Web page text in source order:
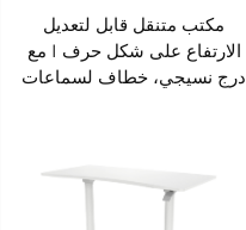
مكتب متنقل قابل لتعديل
الارتفاع على شكل حرف I مع
درج نسيجي، خطاف لسماعات